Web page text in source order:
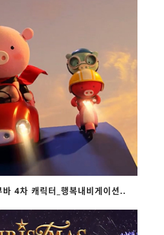
4차 캐릭터_행복내비게이션..